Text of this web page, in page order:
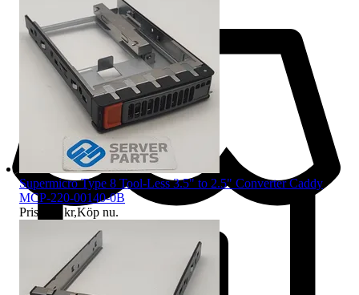
Supermicro Type 8 Tool-Less 3.5" to 2.5" Converter Caddy
MCP-220-00140-0B
Pris:
245 kr,Köp nu.